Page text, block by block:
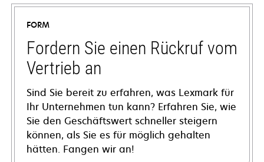
FORM
Fordern Sie einen Rückruf vom
Vertrieb an
Sind Sie bereit zu erfahren, was Lexmark für
Ihr Unternehmen tun kann? Erfahren Sie, wie
Sie den Geschäftswert schneller steigern
können, als Sie es für möglich gehalten
hätten. Fangen wir an!